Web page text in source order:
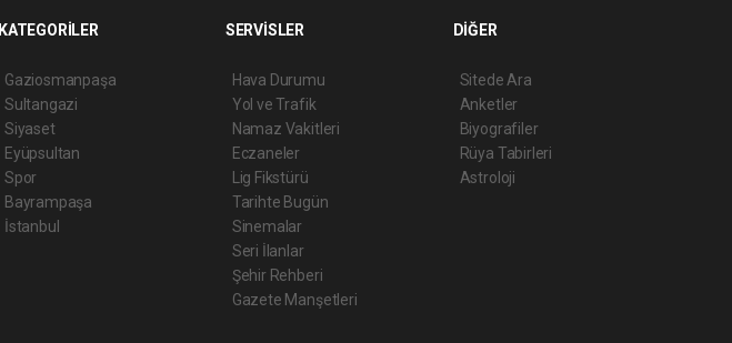
KATEGORİLER
Gaziosmanpaşa
Sultangazi
Siyaset
Eyüpsultan
Spor
Bayrampaşa
İstanbul
SERVİSLER
Hava Durumu
Yol ve Trafik
Namaz Vakitleri
Eczaneler
Lig Fikstürü
Tarihte Bugün
Sinemalar
Seri İlanlar
Şehir Rehberi
Gazete Manşetleri
DİĞER
Sitede Ara
Anketler
Biyografiler
Rüya Tabirleri
Astroloji